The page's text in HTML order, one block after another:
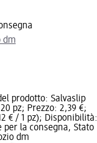
dm
prodotto: Salvaslip
pz; Prezzo: 2,39 €;
€ / 1 pz); Disponibilità:
per la consegna, Stato
dm